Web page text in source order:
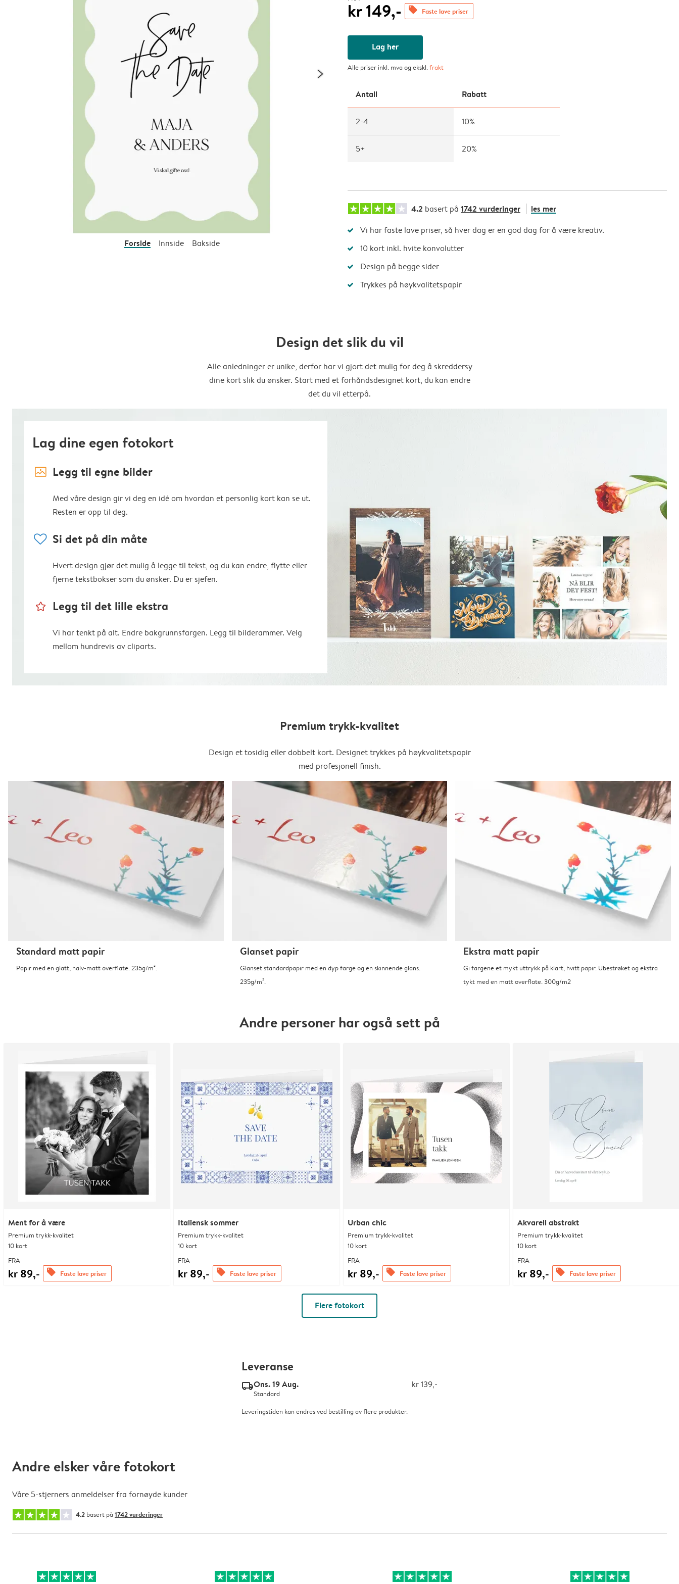
Forside Innside Bakside
kr 149,- offers Faste lave priser
Lag her
Alle priser inkl. mva og ekskl.frakt
Antall Rabatt
2-4 10%
5+ 20%
4.2 basert på 1742 vurderinger les mer
Vi har faste lave priser, så hver dag er en god dag for å være kreativ.
10 kort inkl. hvite konvolutter
Design på begge sider
Trykkes på høykvalitetspapir
Design det slik du vil
Alle anledninger er unike, derfor har vi gjort det mulig for deg å skreddersy
dine kort slik du ønsker. Start med et forhåndsdesignet kort, du kan endre
det du vil etterpå.
Lag dine egen fotokort
image_placeholder Legg til egne bilder
Med våre design gir vi deg en idé om hvordan et personlig kort kan se ut.
Resten er opp til deg.
heart Si det på din måte
Hvert design gjør det mulig å legge til tekst, og du kan endre, flytte eller
fjerne tekstbokser som du ønsker. Du er sjefen.
star_outline Legg til det lille ekstra
Vi har tenkt på alt. Endre bakgrunnsfargen. Legg til bilderammer. Velg
mellom hundrevis av cliparts.
Premium trykk-kvalitet
Design et tosidig eller dobbelt kort. Designet trykkes på høykvalitetspapir
med profesjonell finish.
Standard matt papir
Papir med en glatt, halv-matt overflate. 235g/m².
Glanset papir
Glanset standardpapir med en dyp farge og en skinnende glans.
235g/m².
Ekstra matt papir
Gi fargene et mykt uttrykk på klart, hvitt papir. Ubestrøket og ekstra
tykt med en matt overflate. 300g/m2
Andre personer har også sett på
Ment for å være
Premium trykk-kvalitet
10 kort
FRA
kr 89,- offers Faste lave priser
Italiensk sommer
Premium trykk-kvalitet
10 kort
FRA
kr 89,- offers Faste lave priser
Urban chic
Premium trykk-kvalitet
10 kort
FRA
kr 89,- offers Faste lave priser
Akvarell abstrakt
Premium trykk-kvalitet
10 kort
FRA
kr 89,- offers Faste lave priser
Flere fotokort
Leveranse
delivery_standard_v2Ons. 19 Aug. kr 139,-
Standard
Leveringstiden kan endres ved bestilling av flere produkter.
Andre elsker våre fotokort
Våre 5-stjerners anmeldelser fra fornøyde kunder
4.2 basert på 1742 vurderinger